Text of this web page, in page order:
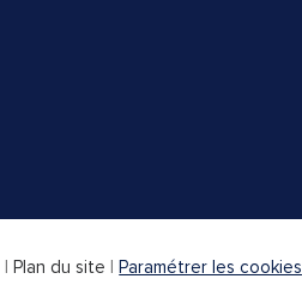
|Plan du site |Paramétrer les cookies